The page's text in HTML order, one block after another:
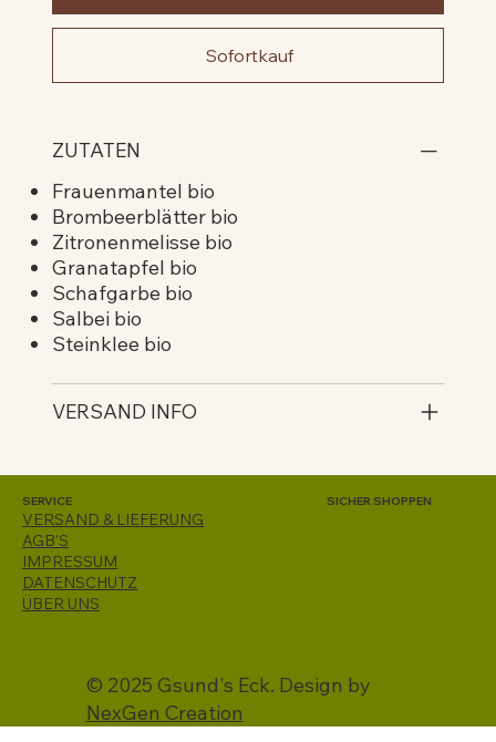
Sofortkauf
ZUTATEN
Frauenmantel bio
Brombeerblätter bio
Zitronenmelisse bio
Granatapfel bio
Schafgarbe bio
Salbei bio
Steinklee bio
VERSAND INFO
SERVICE
VERSAND & LIEFERUNG
AGB'S
IMPRESSUM
DATENSCHUTZ
ÜBER UNS
© 2025 Gsund's Eck. Design by
NexGen Creation
SICHER SHOPPEN